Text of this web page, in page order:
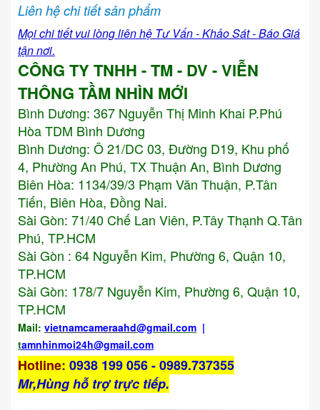
Liên hệ chi tiết sản phẩm
Mọi chi tiết vui lòng liên hệ Tư Vấn - Khảo Sát - Báo Giá
tận nơi.
CÔNG TY TNHH - TM - DV - VIỄN
THÔNG TẦM NHÌN MỚI
Bình Dương: 367 Nguyễn Thị Minh Khai P.Phú
Hòa TDM Bình Dương
Bình Dương: Ô 21/DC 03, Đường D19, Khu phố
4, Phường An Phú, TX Thuận An, Bình Dương
Biên Hòa: 1134/39/3 Phạm Văn Thuận, P.Tân
Tiến, Biên Hòa, Đồng Nai.
Sài Gòn: 71/40 Chế Lan Viên, P.Tây Thạnh Q.Tân
Phú, TP.HCM
Sài Gòn : 64 Nguyễn Kim, Phường 6, Quận 10,
TP.HCM
Sài Gòn: 178/7 Nguyễn Kim, Phường 6, Quận 10,
TP.HCM
Mail: vietnamcameraahd@gmail.com |
tamnhinmoi24h@gmail.com
Hotline: 0938 199 056 - 0989.737355
Mr,Hùng hỗ trợ trực tiếp.